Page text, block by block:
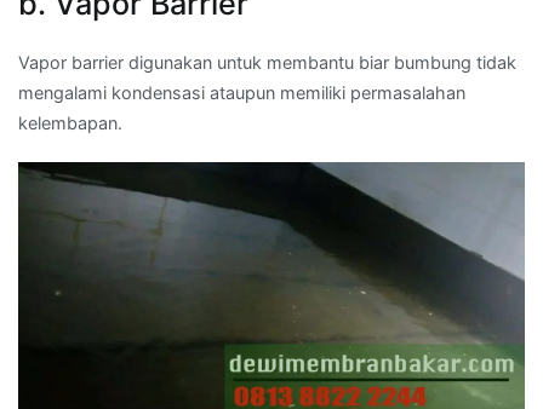
Vapor barrier digunakan untuk membantu biar bumbung tidak
mengalami kondensasi ataupun memiliki permasalahan
kelembapan.